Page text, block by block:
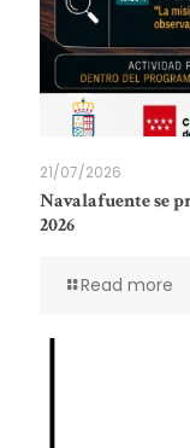
21/07/2026
Navalafuente se
2026
Read more